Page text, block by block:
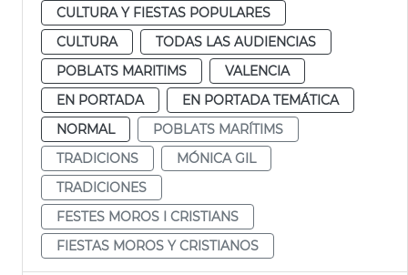
CULTURA Y FIESTAS POPULARES
CULTURA
TODAS LAS AUDIENCIAS
POBLATS MARITIMS
VALENCIA
EN PORTADA
EN PORTADA TEMÁTICA
NORMAL
POBLATS MARÍTIMS
TRADICIONS
MÓNICA GIL
TRADICIONES
FESTES MOROS I CRISTIANS
FIESTAS MOROS Y CRISTIANOS